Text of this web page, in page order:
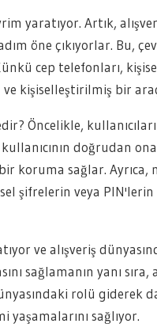
yaratıyor. Artık,
öne çıkıyorlar. Bu,
cep telefonları,
kişiselleştirilmiş bir
Öncelikle,
doğrudan
koruma sağlar. Ayrıca,
şifrelerin veya
ve alışveriş
sağlamanın yanı
rolü giderek
yaşamalarını sağlıyor.